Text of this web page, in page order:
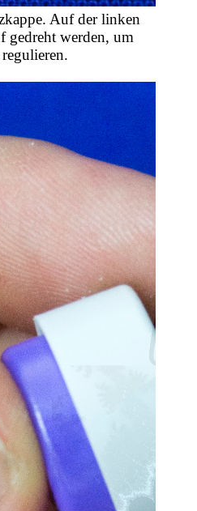
Auf der linken
gedreht werden, um